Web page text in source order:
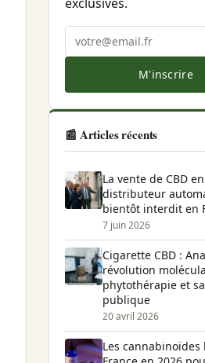
M'inscrire
📰 Articles récents
La vente de CBD en
distributeur
bientôt interdit en
7 juin 2026
Cigarette CBD :
révolution
phytothérapie et
publique
20 avril 2026
Les cannabinoïdes